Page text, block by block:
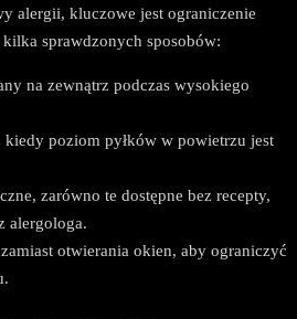
alergii, kluczowe jest ograniczenie
sprawdzonych sposobów:
na zewnątrz podczas wysokiego
kiedy poziom pyłków w powietrzu jest
zarówno te dostępne bez recepty,
alergologa.
otwierania okien, aby ograniczyć